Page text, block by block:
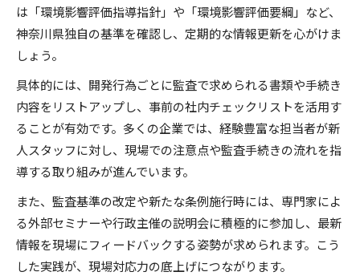
は「環境影響評価指導指針」や「環境影響評価要綱」など、
神奈川県独自の基準を確認し、定期的な情報更新を心がけま
しょう。
具体的には、開発行為ごとに監査で求められる書類や手続き
内容をリストアップし、事前の社内チェックリストを活用す
ることが有効です。多くの企業では、経験豊富な担当者が新
人スタッフに対し、現場での注意点や監査手続きの流れを指
導する取り組みが進んでいます。
また、監査基準の改定や新たな条例施行時には、専門家によ
る外部セミナーや行政主催の説明会に積極的に参加し、最新
情報を現場にフィードバックする姿勢が求められます。こう
した実践が、現場対応力の底上げにつながります。